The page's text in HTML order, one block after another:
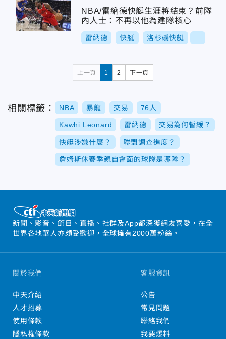
NBA/雷納德快艇生涯將結束？前隊
內人士：不再以他為建隊核心
雷納德 快艇 洛杉磯快艇
上一頁 1 2 下一頁
相關標籤： NBA 暴龍 交易 76人
Kawhi Leonard 雷納德 交易為何暫緩？
快艇涉嫌什麼？ 聯盟調查進度？
詹姆斯休賽季親自會面的球隊是哪隊？
新聞、影音、節目、直播、社群及App都深獲網友喜愛，在全
世界各地華人亦頗受歡迎，全球擁有2000萬粉絲。
關於我們
中天介紹
人才招募
使用條款
隱私權條款
客服資訊
公告
常見問題
聯絡我們
我要爆料